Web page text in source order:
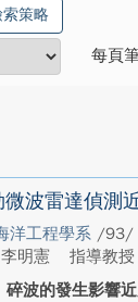
策略
每頁
波雷達偵測
洋工程學系 /93/
明憲
指導教授
的發生影響近